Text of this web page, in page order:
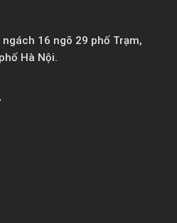
ngách 16 ngõ 29 phố Trạm,
Hà Nội.